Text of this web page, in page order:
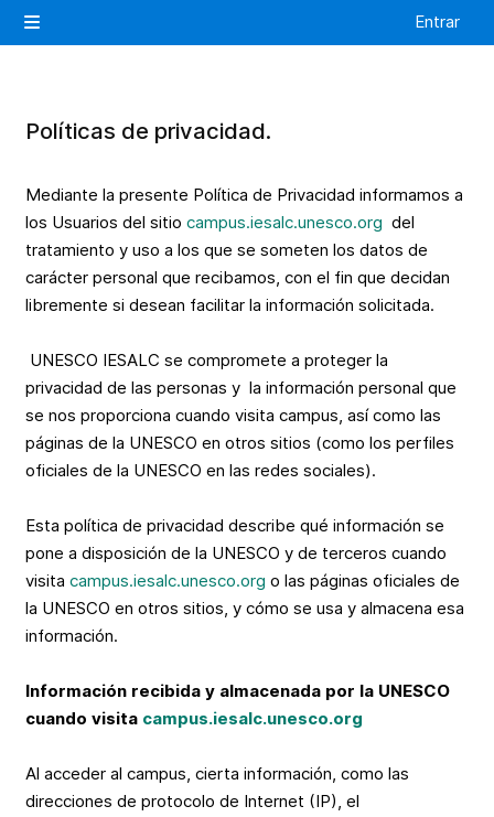
Entrar
Políticas de privacidad.
Mediante la presente Política de Privacidad informamos a
los Usuarios del sitio campus.iesalc.unesco.org del
tratamiento y uso a los que se someten los datos de
carácter personal que recibamos, con el fin que decidan
libremente si desean facilitar la información solicitada.
UNESCO IESALC se compromete a proteger la
privacidad de las personas y la información personal que
se nos proporciona cuando visita campus, así como las
páginas de la UNESCO en otros sitios (como los perfiles
oficiales de la UNESCO en las redes sociales).
Esta política de privacidad describe qué información se
pone a disposición de la UNESCO y de terceros cuando
visita campus.iesalc.unesco.org o las páginas oficiales de
la UNESCO en otros sitios, y cómo se usa y almacena esa
información.
Información recibida y almacenada por la UNESCO
cuando visita campus.iesalc.unesco.org
Al acceder al campus, cierta información, como las
direcciones de protocolo de Internet (IP), el